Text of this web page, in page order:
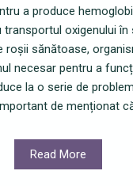
a produce
oxigenului în
roșii sănătoase,
necesar pentru a
la o serie de
de menționat
Read More